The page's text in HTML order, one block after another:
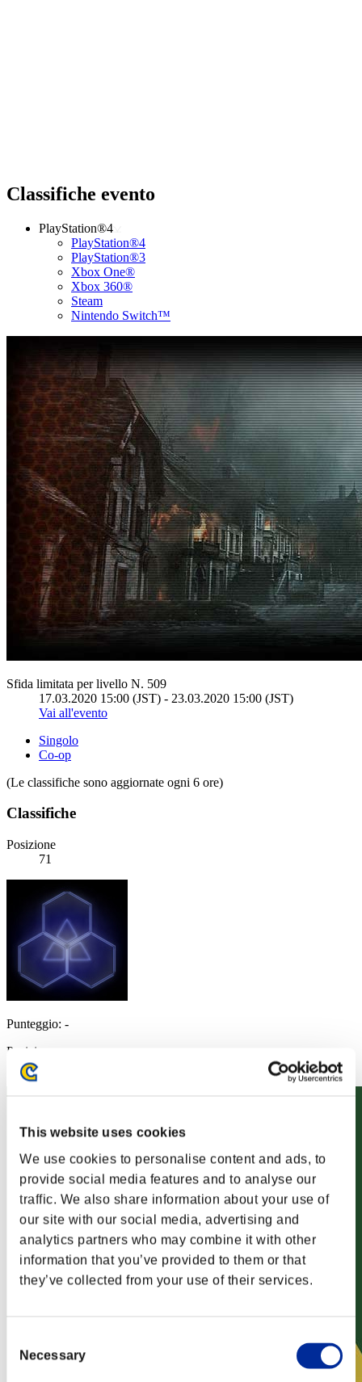
This website uses cookies
We use cookies to personalise content and ads, to
provide social media features and to analyse our
traffic. We also share information about your use of
our site with our social media, advertising and
analytics partners who may combine it with other
information that you’ve provided to them or that
they’ve collected from your use of their services.
Selection
Necessary
Classifiche evento
PlayStation®4
PlayStation®4
PlayStation®3
Xbox One®
Xbox 360®
Steam
Nintendo Switch™
Sfida limitata per livello N. 509
17.03.2020 15:00 (JST) - 23.03.2020 15:00 (JST)
Vai all'evento
Singolo
Co-op
(Le classifiche sono aggiornate ogni 6 ore)
Classifiche
Posizione
71
Punteggio: -
Posizione